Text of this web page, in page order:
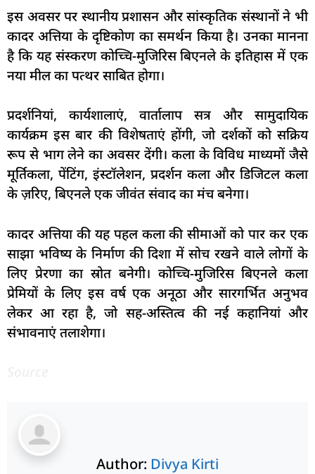
इस अवसर पर स्थानीय प्रशासन और सांस्कृतिक संस्थानों ने भी
कादर अत्तिया के दृष्टिकोण का समर्थन किया है। उनका मानना
है कि यह संस्करण कोच्चि-मुजिरिस बिएनले के इतिहास में एक
नया मील का पत्थर साबित होगा।
प्रदर्शनियां, कार्यशालाएं, वार्तालाप सत्र और सामुदायिक
कार्यक्रम इस बार की विशेषताएं होंगी, जो दर्शकों को सक्रिय
रूप से भाग लेने का अवसर देंगी। कला के विविध माध्यमों जैसे
मूर्तिकला, पेंटिंग, इंस्टॉलेशन, प्रदर्शन कला और डिजिटल कला
के ज़रिए, बिएनले एक जीवंत संवाद का मंच बनेगा।
कादर अत्तिया की यह पहल कला की सीमाओं को पार कर एक
साझा भविष्य के निर्माण की दिशा में सोच रखने वाले लोगों के
लिए प्रेरणा का स्रोत बनेगी। कोच्चि-मुजिरिस बिएनले कला
प्रेमियों के लिए इस वर्ष एक अनूठा और सारगर्भित अनुभव
लेकर आ रहा है, जो सह-अस्तित्व की नई कहानियां और
संभावनाएं तलाशेगा।
Author: Divya Kirti